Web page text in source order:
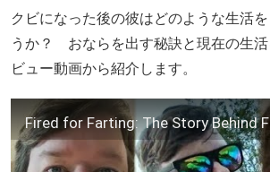
クビになった後の彼はどのような生活
うか？ おならを出す秘訣と現在の生
ビュー動画から紹介します。